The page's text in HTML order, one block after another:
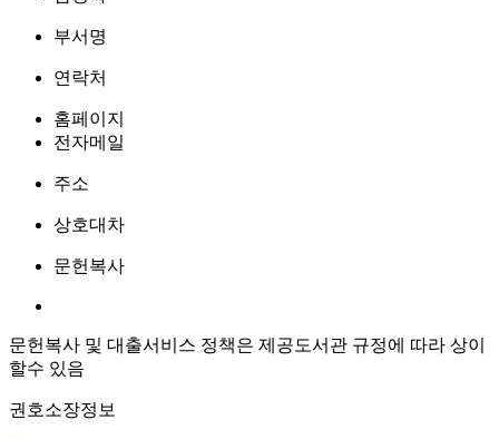
부서명
연락처
홈페이지
전자메일
주소
상호대차
문헌복사
문헌복사 및 대출서비스 정책은 제공도서관 규정에 따라 상이
할수 있음
권호소장정보